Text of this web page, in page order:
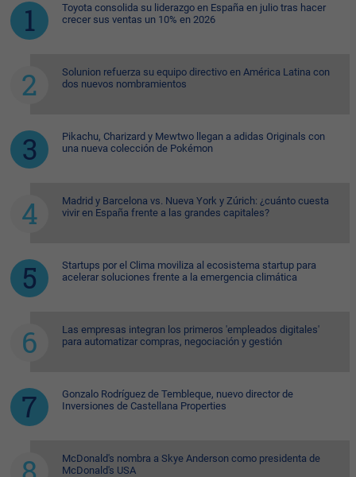
Toyota consolida su liderazgo en España en julio tras hacer
crecer sus ventas un 10% en 2026
Solunion refuerza su equipo directivo en América Latina con
dos nuevos nombramientos
Pikachu, Charizard y Mewtwo llegan a adidas Originals con
una nueva colección de Pokémon
Madrid y Barcelona vs. Nueva York y Zúrich: ¿cuánto cuesta
vivir en España frente a las grandes capitales?
Startups por el Clima moviliza al ecosistema startup para
acelerar soluciones frente a la emergencia climática
Las empresas integran los primeros 'empleados digitales'
para automatizar compras, negociación y gestión
Gonzalo Rodríguez de Tembleque, nuevo director de
Inversiones de Castellana Properties
McDonald's nombra a Skye Anderson como presidenta de
McDonald's USA